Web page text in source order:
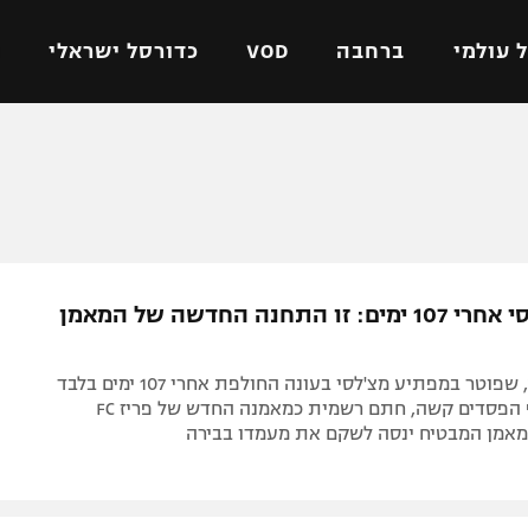
עולמי ברחבה VOD כדורסל ישראלי
ישראל
ליגה איטלקית
ליגה צרפתית
מכבי תל אביב
הפועל ירושלים
נזרק מצ'לסי אחרי 107 ימים: זו התחנה החדשה של המאמן
ליאם רוסניור, שפוטר במפתיע מצ'לסי בעונה החולפת אחרי 107 ימים בלבד
בעקבות רצף הפסדים קשה, חתם רשמית כמאמנה החדש של פריז FC
המבטיח ינסה לשקם את מעמדו בבירה